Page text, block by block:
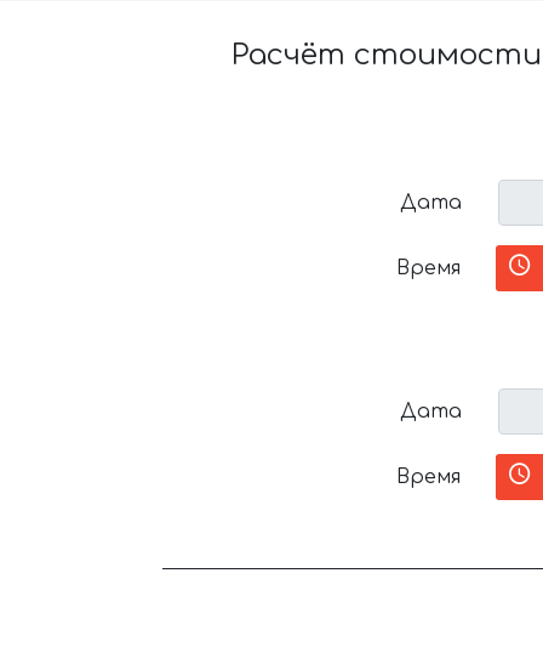
Расчёт стоимости
Дата
Время
Дата
Время